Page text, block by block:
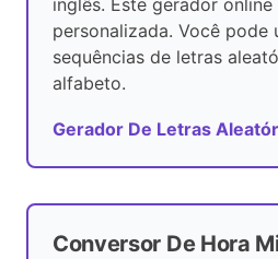
inglês. Este gerador
personalizada. Você pode
sequências de letras
alfabeto.
Gerador De Letras
Conversor De Hora